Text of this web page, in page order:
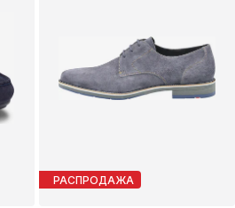
РАСПРОДАЖА